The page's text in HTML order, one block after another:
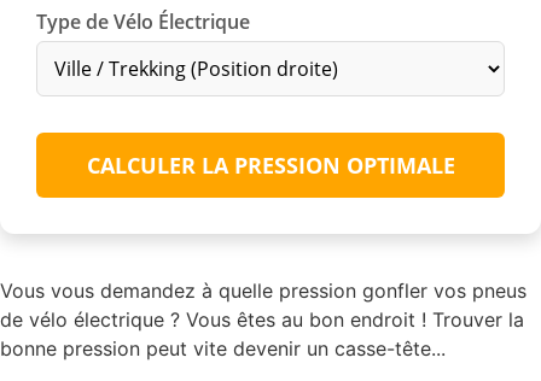
Type de Vélo Électrique
CALCULER LA PRESSION OPTIMALE
Vous vous demandez à quelle pression gonfler vos pneus
de vélo électrique ? Vous êtes au bon endroit ! Trouver la
bonne pression peut vite devenir un casse-tête...